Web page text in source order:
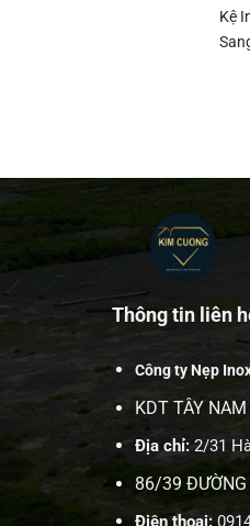
Kệ
Thông tin liên
Công ty Nẹp
KDT TÂY
Địa chỉ:2/31
86/39 ĐƯỜNG
Điện thoại: